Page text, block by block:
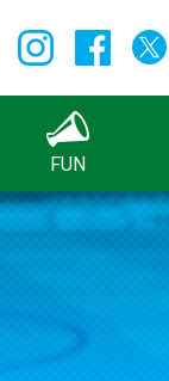
FUN